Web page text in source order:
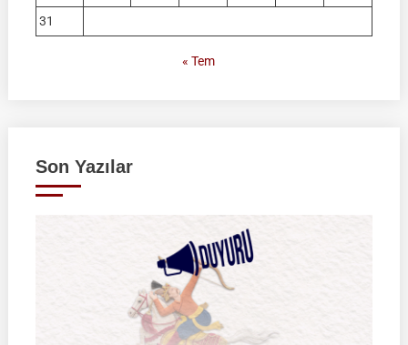
31
« Tem
Son Yazılar